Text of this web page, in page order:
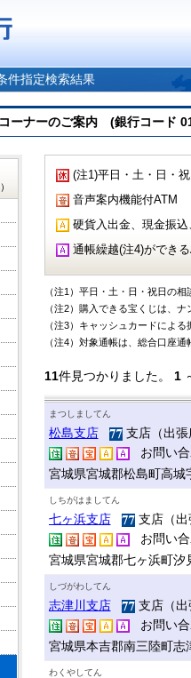
件指定検索結果
ーナーのご案内 (銀行コード
(注1)平日・土・日・
音声案内機能付ATM
硬貨入出金、現金振
通帳繰越(注4)ができる
（注1）平日・土・日・祝日の
（注2）購入できる宝くじは、
（注3）キャッシュカードによ
（注4）対象通帳は、総合口座
11件見つかりました。 1
まつしましてん
松島支店
支店（出張
お問い
宮城県宮城郡松島町高城
しちがはましてん
七ヶ浜支店
支店（出
お問い合
宮城県宮城郡七ヶ浜町汐
しづがわしてん
志津川支店
支店（出
お問い合
宮城県本吉郡南三陸町志
わくやしてん